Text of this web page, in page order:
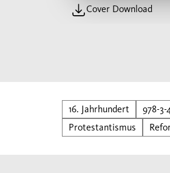
Cover Download
16. Jahrhundert 978-3-
Protestantismus